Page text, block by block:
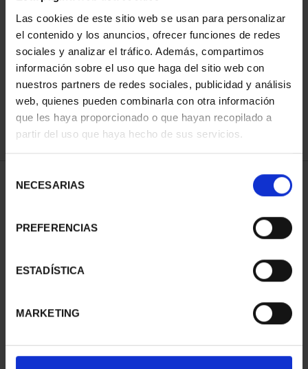
Las cookies de este sitio web se usan para personalizar
el contenido y los anuncios, ofrecer funciones de redes
sociales y analizar el tráfico. Además, compartimos
información sobre el uso que haga del sitio web con
nuestros partners de redes sociales, publicidad y análisis
web, quienes pueden combinarla con otra información
que les haya proporcionado o que hayan recopilado a
partir del uso que haya hecho de sus servicios.
NECESARIAS
PREFERENCIAS
ESTADÍSTICA
MARKETING
ORDENAR POR:
REFINAR
1 Productos encontrados